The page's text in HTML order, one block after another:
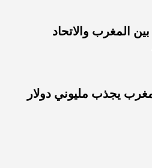
بين المغرب والاتحاد
يجذب مليوني دولار